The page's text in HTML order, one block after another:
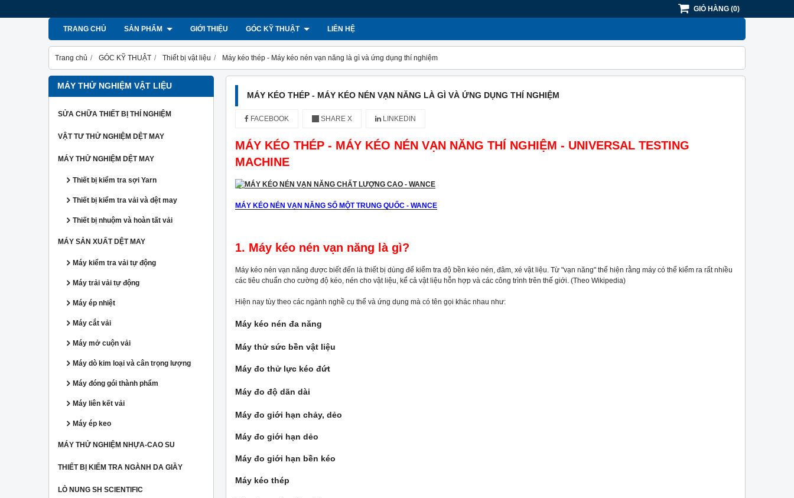
GIỎ HÀNG (0)
TRANG CHỦ SẢN PHẨM GIỚI THIỆU GÓC KỸ THUẬT LIÊN HỆ
Trang chủ GÓC KỸ THUẬT Thiết bị vật liệu Máy kéo thép - Máy kéo nén vạn năng là gì và ứng dụng thí nghiệm
MÁY THỬ NGHIỆM VẬT LIỆU
SỬA CHỮA THIẾT BỊ THÍ NGHIỆM
VẬT TƯ THỬ NGHIỆM DỆT MAY
MÁY THỬ NGHIỆM DỆT MAY
Thiết bị kiểm tra sợi Yarn
Thiết bị kiểm tra vải và dệt may
Thiết bị nhuộm và hoàn tất vải
MÁY SẢN XUẤT DỆT MAY
Máy kiểm tra vải tự động
Máy trải vải tự động
Máy ép nhiệt
Máy cắt vải
Máy mở cuộn vải
Máy dò kim loại và cân trọng lượng
Máy đóng gói thành phẩm
Máy liên kết vải
Máy ép keo
MÁY THỬ NGHIỆM NHỰA-CAO SU
THIẾT BỊ KIỂM TRA NGÀNH DA GIẦY
LÒ NUNG SH SCIENTIFIC
MÁY KÉO THÉP - MÁY KÉO NÉN VẠN NĂNG LÀ GÌ VÀ ỨNG DỤNG THÍ NGHIỆM
FACEBOOK SHARE X LINKEDIN
MÁY KÉO THÉP - MÁY KÉO NÉN VẠN NĂNG THÍ NGHIỆM - UNIVERSAL TESTING
MACHINE
MÁY KÉO NÉN VẠN NĂNG SỐ MỘT TRUNG QUỐC - WANCE
1. Máy kéo nén vạn năng là gì?
Máy kéo nén vạn năng được biết đến là thiết bị dùng để kiểm tra độ bền kéo nén, đâm, xé vật liệu. Từ "vạn năng" thể hiện rằng máy có thể kiểm ra rất nhiều
các tiêu chuẩn cho cường độ kéo, nén cho vật liệu, kể cả vật liệu hỗn hợp và các công trình trên thế giới. (Theo Wikipedia)
Hiện nay tùy theo các ngành nghề cụ thể và ứng dụng mà có tên gọi khác nhau như:
Máy kéo nén đa năng
Máy thử sức bền vật liệu
Máy đo thử lực kéo đứt
Máy đo độ dãn dài
Máy đo giới hạn chảy, dẻo
Máy đo giới hạn dẻo
Máy đo giới hạn bền kéo
Máy kéo thép